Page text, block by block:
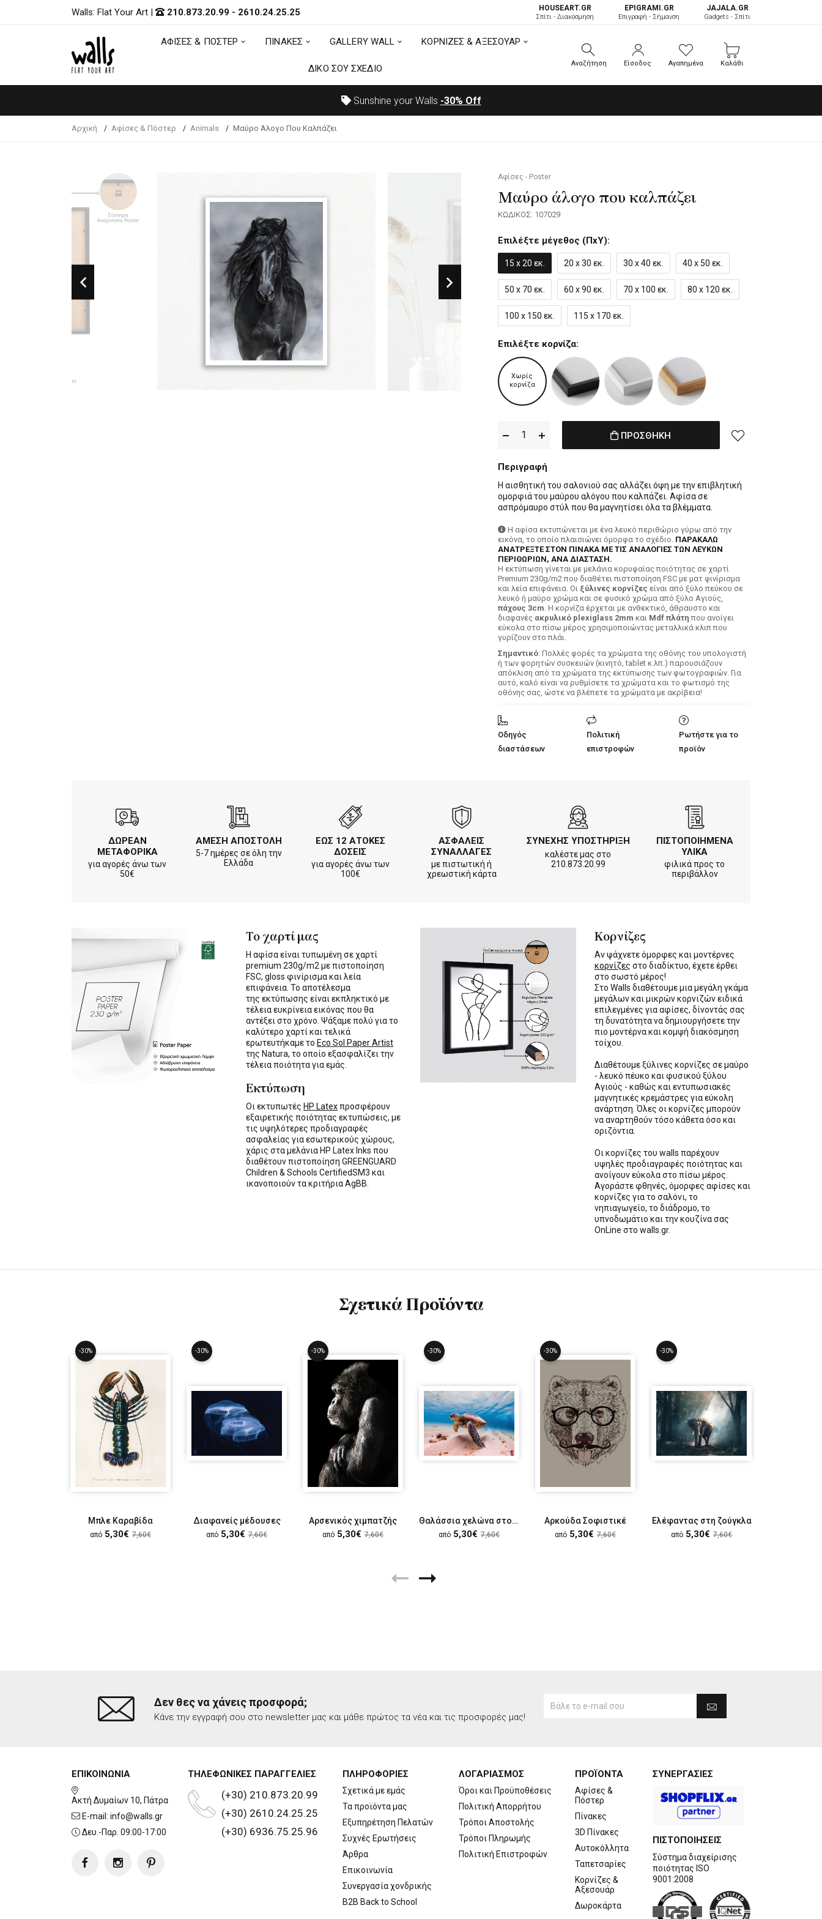
ΑΦΙΣΕΣ & ΠΟΣΤΕΡ ΠΙΝΑΚΕΣ
ΔΙΚΟ ΣΟΥ ΣΧΕΔΙΟ
Walls: Flat Your Art | 210.873.20.99 - 2610.24.25.25 HOUSEART.GR
Σπίτι - Διακόσμηση
ΕPIGRAMI.GR
Επιγραφή - Σήμανση
JAJALA.GR
Gadgets - Σπίτι
ΑΦΙΣΕΣ & ΠΟΣΤΕΡ ΠΙΝΑΚΕΣ GALLERY WALL ΚΟΡΝΙΖΕΣ & ΑΞΕΣΟΥΑΡ
ΔΙΚΟ ΣΟΥ ΣΧΕΔΙΟ Αναζήτηση Είσοδος Αγαπημένα Καλάθι
Sunshine your Walls -30% Off
Αρχική Αφίσες & Πόστερ Animals Μαύρο Άλογο Που Καλπάζει
Αφίσες - Poster
Μαύρο άλογο που καλπάζει
ΚΩΔΙΚΟΣ: 107029
Επιλέξτε μέγεθος (ΠxΥ):
15 x 20 εκ. 20 x 30 εκ. 30 x 40 εκ. 40 x 50 εκ.
50 x 70 εκ. 60 x 90 εκ. 70 x 100 εκ. 80 x 120 εκ.
100 x 150 εκ. 115 x 170 εκ.
Επιλέξτε κορνίζα:
Χωρίς
κορνίζα
ΠΡΟΣΘΗΚΗ
Περιγραφή
Η αισθητική του σαλονιού σας αλλάζει όψη με την επιβλητική
ομορφιά του μαύρου αλόγου που καλπάζει. Αφίσα σε
ασπρόμαυρο στύλ που θα μαγνητίσει όλα τα βλέμματα.
Η αφίσα εκτυπώνεται με ένα λευκό περιθώριο γύρω από την
εικόνα, το οποίο πλαισιώνει όμορφα το σχέδιο. ΠΑΡΑΚΑΛΩ
ΑΝΑΤΡΕΞΤΕ ΣΤΟΝ ΠΙΝΑΚΑ ΜΕ ΤΙΣ ΑΝΑΛΟΓΙΕΣ ΤΩΝ ΛΕΥΚΩΝ
ΠΕΡΙΘΩΡΙΩΝ, ΑΝΑ ΔΙΑΣΤΑΣΗ.
H εκτύπωση γίνεται με μελάνια κορυφαίας ποιότητας σε χαρτί
Premium 230g/m2 που διαθέτει πιστοποίηση FSC με ματ φινίρισμα
και λεία επιφάνεια. Οι ξύλινες κορνίζες είναι από ξύλο πεύκου σε
λευκό ή μαύρο χρώμα και σε φυσικό χρώμα από ξύλο Αγιούς,
πάχους 3cm. Η κορνίζα έρχεται με ανθεκτικό, άθραυστο και
διαφανές ακρυλικό plexiglass 2mm και Mdf πλάτη που ανοίγει
εύκολα στο πίσω μέρος χρησιμοποιώντας μεταλλικά κλιπ που
γυρίζουν στο πλάι.
Σημαντικό: Πολλές φορές τα χρώματα της οθόνης του υπολογιστή
ή των φορητών συσκευών (κινητό, tablet κ.λπ.) παρουσιάζουν
απόκλιση από τα χρώματα της εκτύπωσης των φωτογραφιών. Για
αυτό, καλό είναι να ρυθμίσετε τα χρώματα και το φωτισμό της
οθόνης σας, ώστε να βλέπετε τα χρώματα με ακρίβεια!
Οδηγός
διαστάσεων
Πολιτική
επιστροφών
Ρωτήστε για το
προϊόν
ΔΩΡΕΑΝ
ΜΕΤΑΦΟΡΙΚΑ
για αγορές άνω των
50€
ΑΜΕΣΗ ΑΠΟΣΤΟΛΗ
5-7 ημέρες σε όλη την
Ελλάδα
ΕΩΣ 12 ΑΤΟΚΕΣ
ΔΟΣΕΙΣ
για αγορές άνω των
100€
ΑΣΦΑΛΕΙΣ
ΣΥΝΑΛΛΑΓΕΣ
με πιστωτική ή
χρεωστική κάρτα
ΣΥΝΕΧΗΣ ΥΠΟΣΤΗΡΙΞΗ
καλέστε μας στο
210.873.20.99
ΠΙΣΤΟΠΟΙΗΜΕΝΑ
ΥΛΙΚΑ
φιλικά προς το
περιβάλλον
Το χαρτί μας
Η αφίσα είναι τυπωμένη σε χαρτί
premium 230g/m2 με πιστοποίηση
FSC, gloss φινίρισμα και λεία
επιφάνεια. Το αποτέλεσμα
της εκτύπωσης είναι εκπληκτικό με
τέλεια ευκρίνεια εικόνας που θα
αντέξει στο χρόνο. Ψάξαμε πολύ για το
καλύτερο χαρτί και τελικά
ερωτευτήκαμε το Eco Sol Paper Artist
της Natura, το οποίο εξασφαλίζει την
τέλεια ποιότητα για εμάς.
Εκτύπωση
Οι εκτυπωτές HP Latexπροσφέρουν
εξαιρετικής ποιότητας εκτυπώσεις, με
τις υψηλότερες προδιαγραφές
ασφαλείας για εσωτερικούς χώρους,
χάρις στα μελάνια HP Latex Inks που
διαθέτουν πιστοποίηση GREENGUARD
Children & Schools CertifiedSM3 και
ικανοποιούν τα κριτήρια AgBB.
Κορνίζες
Αν ψάχνετε όμορφες και μοντέρνες
κορνίζες στο διαδίκτυο, έχετε έρθει
στο σωστό μέρος!
Στο Walls διαθέτουμε μια μεγάλη γκάμα
μεγάλων και μικρών κορνιζών ειδικά
επιλεγμένες για αφίσες, δίνοντάς σας
τη δυνατότητα να δημιουργήσετε την
πιο μοντέρνα και κομψή διακόσμηση
τοίχου.
Διαθέτουμε ξύλινες κορνίζες σε μαύρο
- λευκό πέυκο και φυσικού ξύλου
Αγιούς - καθώς και εντυπωσιακές
μαγνητικές κρεμάστρες για εύκολη
ανάρτηση. Όλες οι κορνίζες μπορούν
να αναρτηθούν τόσο κάθετα όσο και
οριζόντια.
Οι κορνίζες του walls παρέχουν
υψηλές προδιαγραφές ποιότητας και
ανοίγουν εύκολα στο πίσω μέρος.
Αγοράστε φθηνές, όμορφες αφίσες και
κορνίζες για το σαλόνι, το
νηπιαγωγείο, το διάδρομο, το
υπνοδωμάτιο και την κουζίνα σας
OnLine στο walls.gr.
Σχετικά Προϊόντα
-30%
Μπλε Καραβίδα
από 5,30€ 7,60€
-30%
Διαφανείς μέδουσες
από 5,30€ 7,60€
-30%
Αρσενικός χιμπατζής
από 5,30€ 7,60€
-30%
Θαλάσσια χελώνα στο βυθό
από 5,30€ 7,60€
-30%
Αρκούδα Σοφιστικέ
από 5,30€ 7,60€
-30%
Ελέφαντας στη ζούγκλα
από 5,30€ 7,60€
Δεν θες να χάνεις προσφορά;
Κάνε την εγγραφή σου στο newsletter μας και μάθε πρώτος τα νέα και τις προσφορές μας!
ΕΠΙΚΟΙΝΩΝΙΑ
Ακτή Δυμαίων 10, Πάτρα
E-mail: info@walls.gr
Δευ.-Παρ. 09:00-17:00
ΤΗΛΕΦΩΝΙΚΕΣ ΠΑΡΑΓΓΕΛΙΕΣ
(+30) 210.873.20.99
(+30) 2610.24.25.25
(+30) 6936.75.25.96
ΠΛΗΡΟΦΟΡΙΕΣ
Σχετικά με εμάς
Τα προϊόντα μας
Εξυπηρέτηση Πελατών
Συχνές Ερωτήσεις
Άρθρα
Επικοινωνία
Συνεργασία χονδρικής
B2B Back to School
ΛΟΓΑΡΙΑΣΜΟΣ
Όροι και Προϋποθέσεις
Πολιτική Απορρήτου
Τρόποι Αποστολής
Τρόποι Πληρωμής
Πολιτική Επιστροφών
ΠΡΟΪΟΝΤΑ
Αφίσες &
Πόστερ
Πίνακες
3D Πίνακες
Αυτοκόλλητα
Ταπετσαρίες
Κορνίζες &
Αξεσουάρ
Δωροκάρτα
ΣΥΝΕΡΓΑΣΙΕΣ
ΠΙΣΤΟΠΟΙΗΣΕΙΣ
Σύστημα διαχείρισης
ποιότητας ISO
9001:2008